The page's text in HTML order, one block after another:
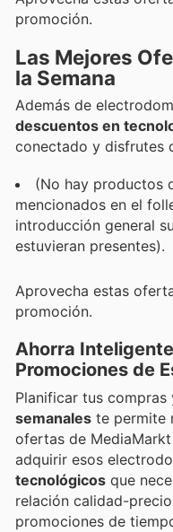
promoción.
Las Mejores
la Semana
Además de
descuentos en
conectado y disfrutes
(No hay productos
mencionados en el
introducción general
estuvieran presentes).
Aprovecha estas
promoción.
Ahorra
Promociones de
Planificar tus
semanales te permite
ofertas de
adquirir esos
tecnológicos que
relación calidad-
promociones de